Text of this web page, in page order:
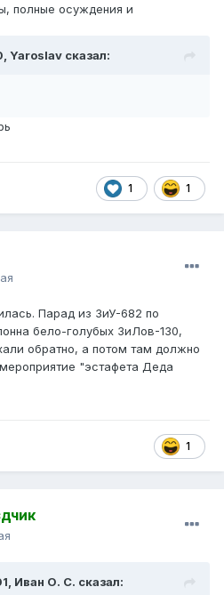
полные осуждения и
Yaroslav сказал:
1 1
Парад из ЗиУ-682 по
бело-голубых ЗиЛов-130,
обратно, а потом там должно
"эстафета Деда
1
Иван О. С. сказал: